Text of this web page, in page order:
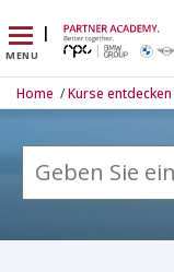
MENU
|
Home /Kurse entdecken